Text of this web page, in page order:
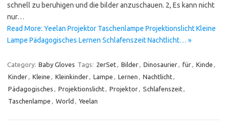
schnell zu beruhigen und die bilder anzuschauen. 2, Es kann nicht
nur…
Read More: Yeelan Projektor Taschenlampe Projektionslicht Kleine
Lampe Pädagogisches Lernen Schlafenszeit Nachtlicht… »
Category: Baby Gloves Tags: 2erSet, Bilder, Dinosaurier, für, Kinde ,
Kinder, Kleine , Kleinkinder, Lampe , Lernen , Nachtlicht,
Pädagogisches , Projektionslicht, Projektor, Schlafenszeit,
Taschenlampe , World , Yeelan